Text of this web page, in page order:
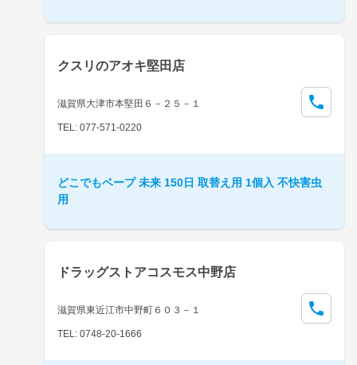
クスリのアオキ堅田店
滋賀県大津市本堅田６－２５－１
TEL: 077-571-0220
どこでもベープ 未来 150日 取替え用 1個入 不快害虫
用
ドラッグストアコスモス中野店
滋賀県東近江市中野町６０３－１
TEL: 0748-20-1666